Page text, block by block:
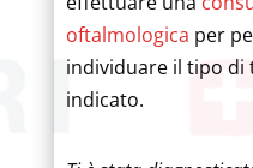
oftalmologica per
individuare il tipo
indicato.